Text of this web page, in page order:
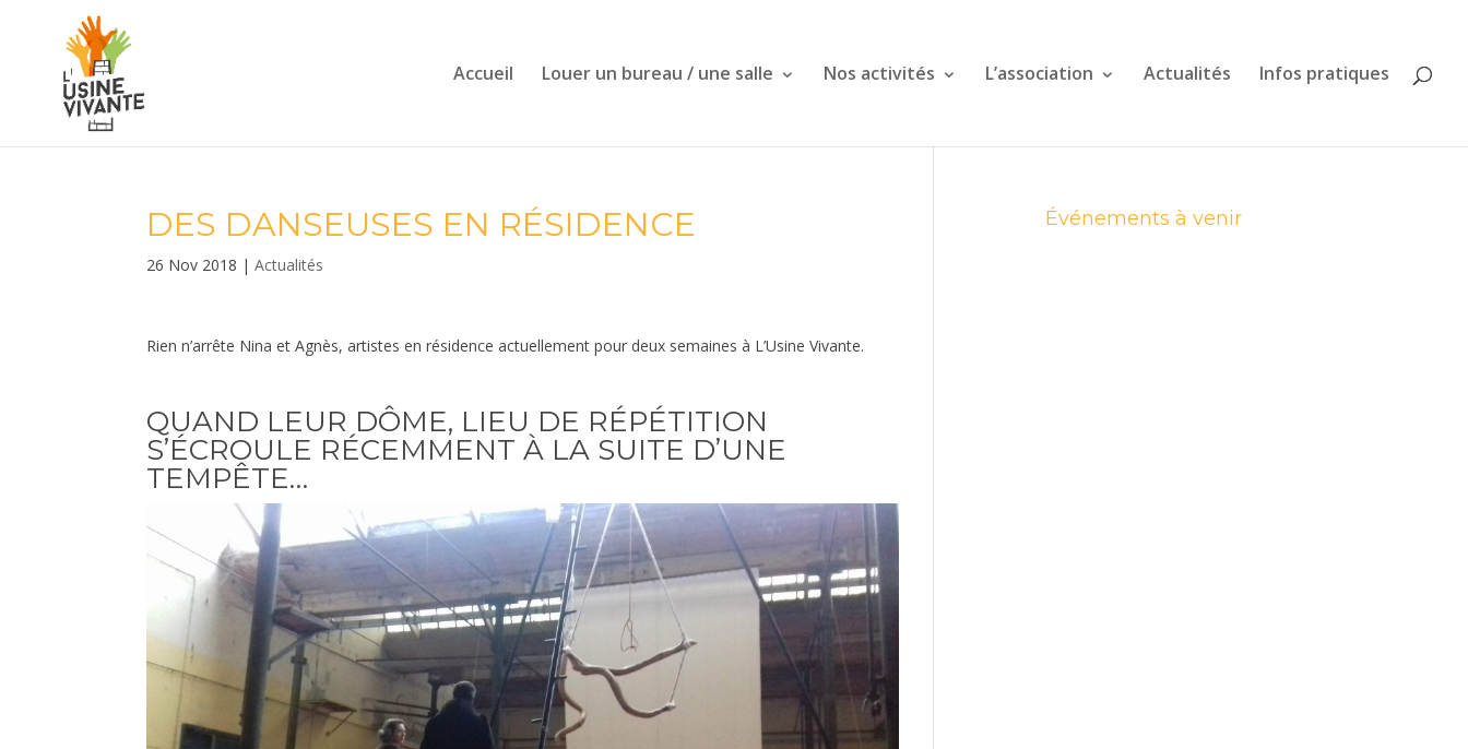
Accueil Louer un bureau / une salle Nos activités L’association Actualités Infos pratiques
DES DANSEUSES EN RÉSIDENCE
26 Nov 2018 |Actualités
Rien n’arrête Nina et Agnès, artistes en résidence actuellement pour deux semaines à L’Usine Vivante.
QUAND LEUR DÔME, LIEU DE RÉPÉTITION
S’ÉCROULE RÉCEMMENT À LA SUITE D’UNE
TEMPÊTE…
Événements à venir